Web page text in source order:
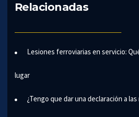
Relacionadas
Lesiones ferroviarias en servicio:
lugar
¿Tengo que dar una declaración a